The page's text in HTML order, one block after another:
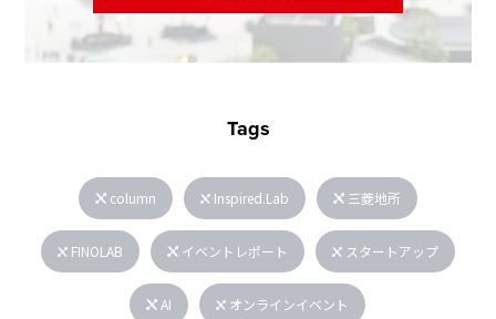
Tags
column Inspired.Lab 三菱地所
FINOLAB イベントレポート スタートアップ
AI オンラインイベント